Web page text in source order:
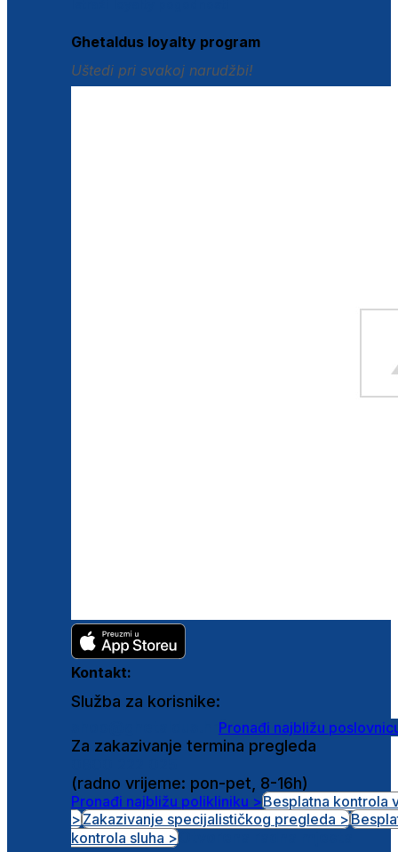
Ghetaldus loyalty program
Uštedi pri svakoj narudžbi!
Kontakt:
Služba za korisnike:
Pronađi najbližu
Za zakazivanje termina pregleda
(radno vrijeme: pon-pet, 8-16h)
Pronađi najbližu polikliniku >Besplatna kontrola
>Zakazivanje specijalističkog pregleda >
kontrola sluha >